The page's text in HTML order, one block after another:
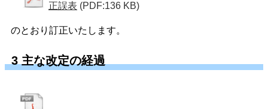
正誤表 (PDF:136 KB)
のとおり訂正いたします。
3 主な改定の経過